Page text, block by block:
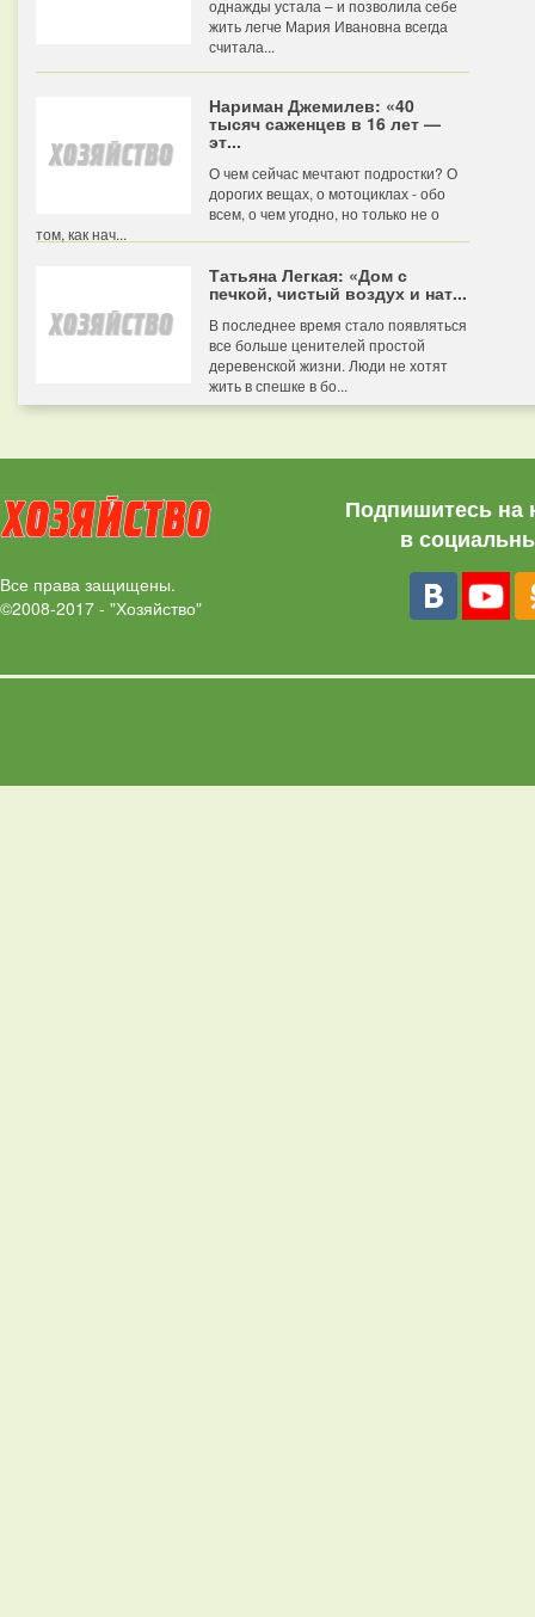
однажды устала – и позволила себе
жить легче Мария Ивановна всегда
считала...
Нариман Джемилев: «40
тысяч саженцев в 16 лет —
эт...
О чем сейчас мечтают подростки? О
дорогих вещах, о мотоциклах - обо
всем, о чем угодно, но только не о
том, как нач...
Татьяна Легкая: «Дом с
печкой, чистый воздух и нат...
В последнее время стало появляться
все больше ценителей простой
деревенской жизни. Люди не хотят
жить в спешке в бо...
Все права защищены.
©2008-2017 - "Хозяйство"
Подпишитесь на
в